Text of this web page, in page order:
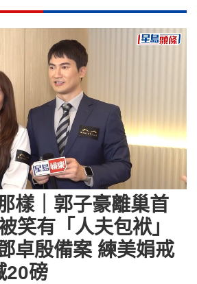
樣｜郭子豪離巢首
笑有「人夫包袱」
卓殷備案 練美娟戒
20磅